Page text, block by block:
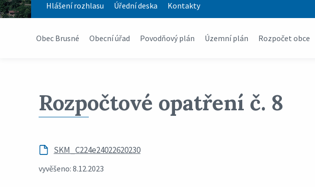
Hlášení rozhlasu Úřední deska Kontakty
Obec Brusné Obecní úřad Povodňový plán Územní plán Rozpočet obce
Rozpočtové opatření č. 8
SKM_C224e24022620230
vyvěšeno: 8.12.2023